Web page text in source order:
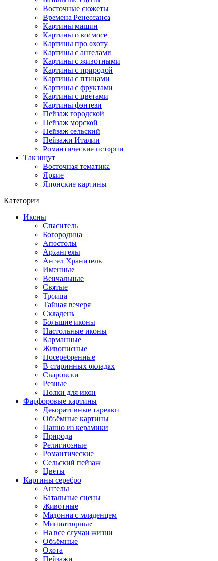
Восточные сюжеты
Времена Ренессанса
Картины машин
Картины о космосе
Картины про охоту
Картины с ангелами
Картины с животными
Картины с природой
Картины с птицами
Картины с фруктами
Картины с цветами
Картины фэнтези
Пейзаж городской
Пейзаж морской
Пейзаж сельский
Пейзажи Италии
Романтические истории
Так ищут
Восточная тематика
Яркие
Японские картины
Категории
Иконы
Спаситель
Богородица
Апостолы
Архангелы
Ангел Хранитель
Именные
Венчальные
Святые
Троица
Тайная вечеря
Складень
Большие иконы
Настольные иконы
Карманные
Живописные
Посеребренные
В старинных окладах
Сваровски
Резные
Полки для икон
Фарфоровые картины
Декоративные тарелки
Объёмные картины
Панно из керамики
Природа
Религиозные
Романтические
Сельский пейзаж
Цветы
Картины серебро
Ангелы
Батальные сцены
Животные
Мадонна с младенцем
Миниатюрные
На все случаи жизни
Объёмные
Охота
Пейзажи